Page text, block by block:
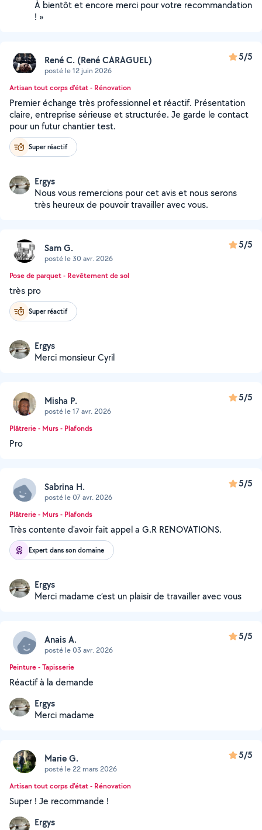
À bientôt et encore merci pour votre recommandation
! »
René C. (René CARAGUEL)
posté le 12 juin 2026
5/5
Artisan tout corps d'état - Rénovation
Premier échange très professionnel et réactif. Présentation
claire, entreprise sérieuse et structurée. Je garde le contact
pour un futur chantier test.
Super réactif
Ergys
Nous vous remercions pour cet avis et nous serons
très heureux de pouvoir travailler avec vous.
Sam G.
posté le 30 avr. 2026
5/5
Pose de parquet - Revêtement de sol
très pro
Super réactif
Ergys
Merci monsieur Cyril
Misha P.
posté le 17 avr. 2026
5/5
Plâtrerie - Murs - Plafonds
Pro
Sabrina H.
posté le 07 avr. 2026
5/5
Plâtrerie - Murs - Plafonds
Très contente d'avoir fait appel a G.R RENOVATIONS.
Expert dans son domaine
Ergys
Merci madame c’est un plaisir de travailler avec vous
Anais A.
posté le 03 avr. 2026
5/5
Peinture - Tapisserie
Réactif à la demande
Ergys
Merci madame
Marie G.
posté le 22 mars 2026
5/5
Artisan tout corps d'état - Rénovation
Super ! Je recommande !
Ergys